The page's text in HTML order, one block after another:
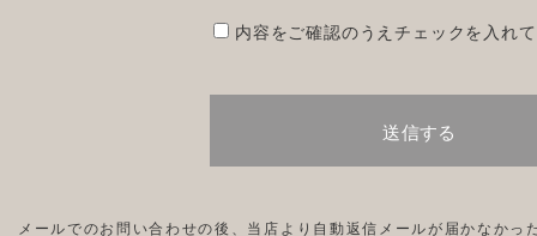
内容をご確認のうえチェックを入れ
メールでのお問い合わせの後、当店より自動返信メールが届かなかっ